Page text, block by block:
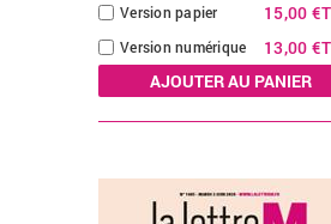
Version papier 15,00 €
Version numérique 13,00 €